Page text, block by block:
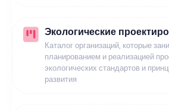
Экологические
Каталог организаций, которые
планированием и реализацией
экологических стандартов и
развития